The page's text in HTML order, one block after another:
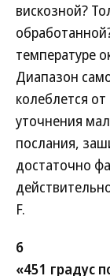
вискозной?
температуре
Диапазон
колеблется
уточнения
послания,
достаточно
F.
6
«451 градус